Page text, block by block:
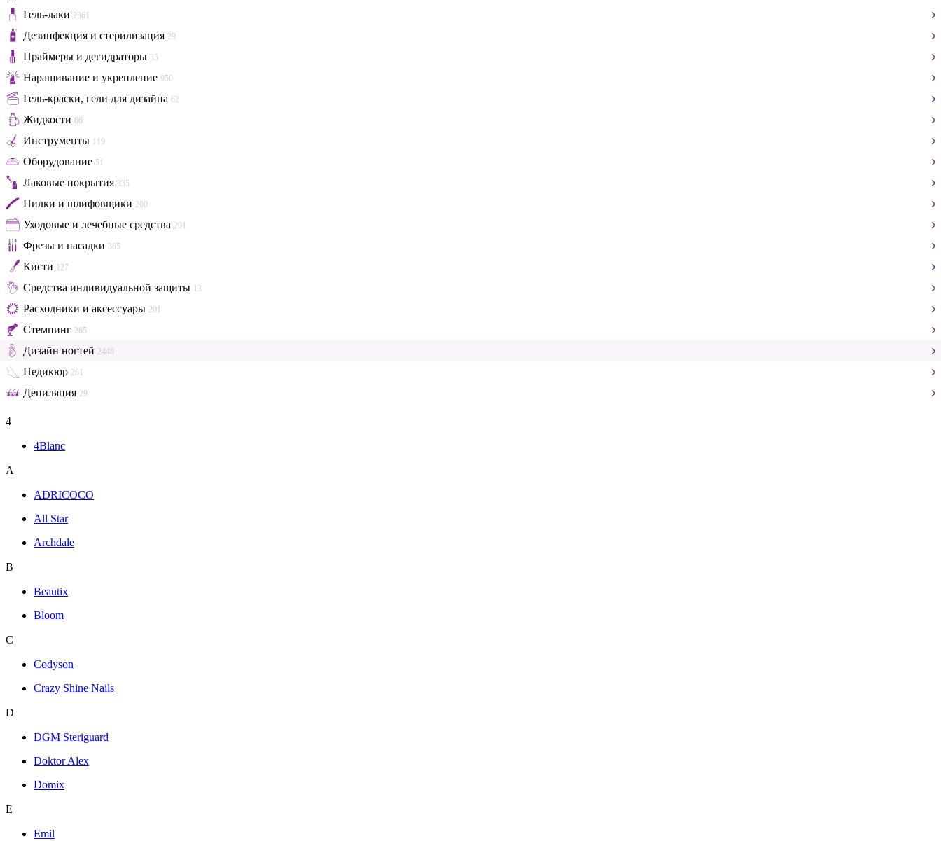
Гель-лаки 2361
Дезинфекция и стерилизация 29
Праймеры и дегидраторы 35
Наращивание и укрепление 950
Гель-краски, гели для дизайна 62
Жидкости 86
Инструменты 119
Оборудование 51
Лаковые покрытия 335
Пилки и шлифовщики 200
Уходовые и лечебные средства 201
Фрезы и насадки 365
Кисти 127
Средства индивидуальной защиты 13
Расходники и аксессуары 201
Стемпинг 265
Дизайн ногтей 2448
Педикюр 261
Депиляция 29
4
4Blanc
A
ADRICOCO
All Star
Archdale
B
Beautix
Bloom
C
Codyson
Crazy Shine Nails
D
DGM Steriguard
Doktor Alex
Domix
E
Emil